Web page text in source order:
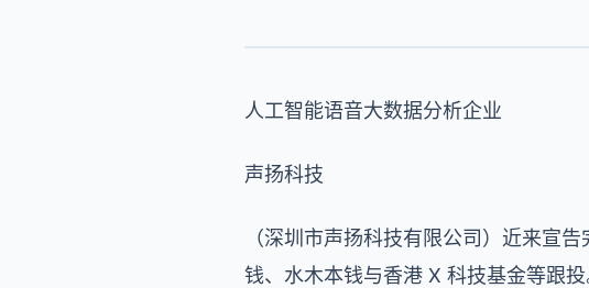
人工智能语音大数据分析企业
声扬科技
（深圳市声扬科技有限公司）近来宣
钱、水木本钱与香港 X 科技基金等跟投